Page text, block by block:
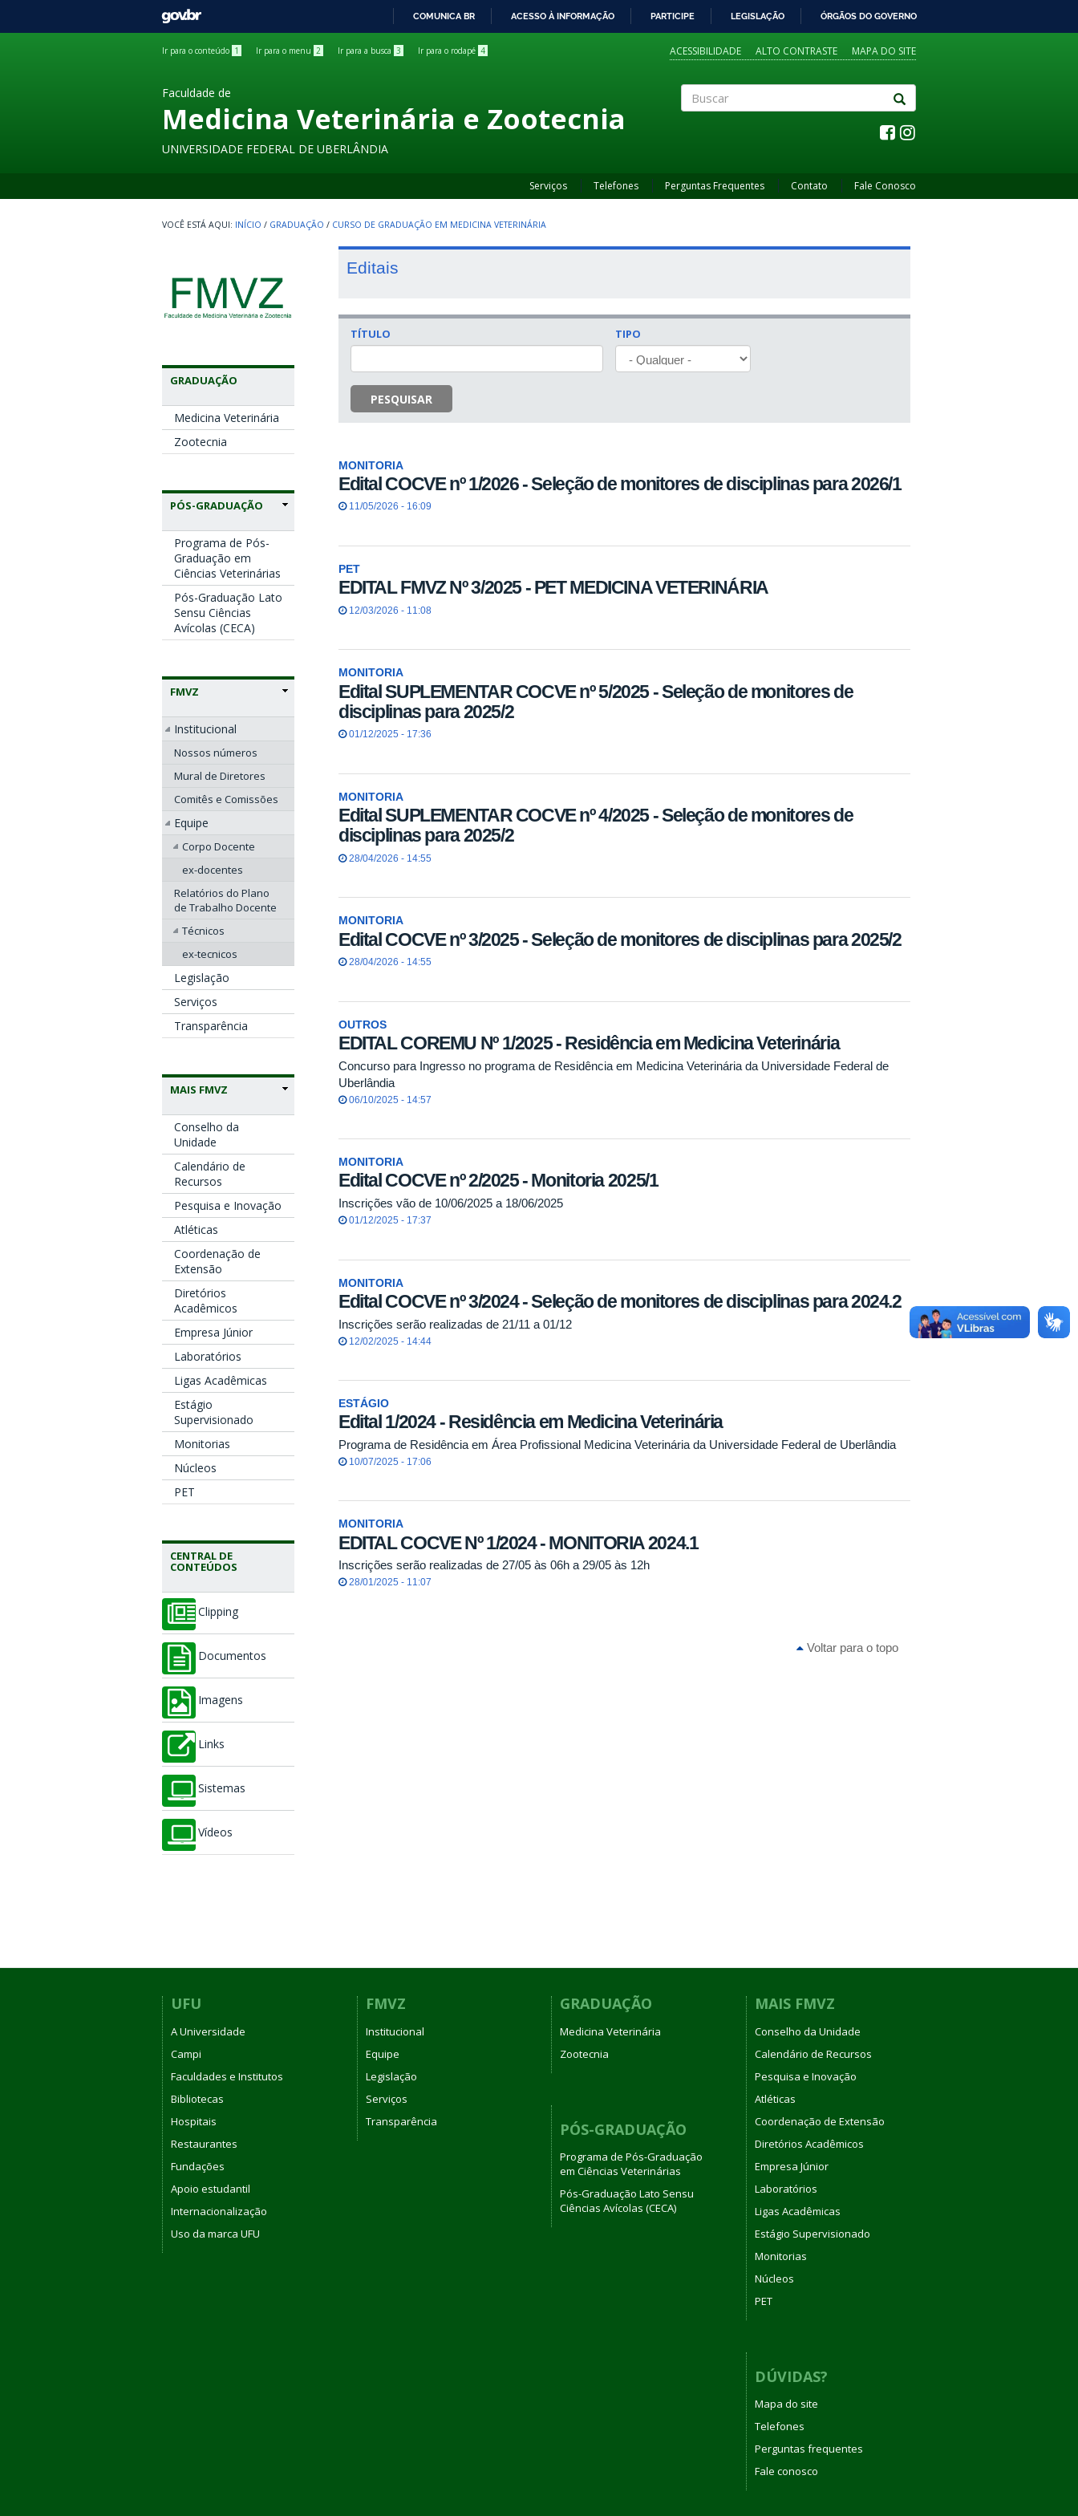
GOVBR
COMUNICA BR ACESSO À INFORMAÇÃO PARTICIPE LEGISLAÇÃO ÓRGÃOS DO GOVERNO
Ir para o conteúdo 1 Ir para o menu 2 Ir para a busca 3 Ir para o rodapé 4 ACESSIBILIDADE ALTO CONTRASTE MAPA DO SITE
Faculdade de
Medicina Veterinária e Zootecnia
UNIVERSIDADE FEDERAL DE UBERLÂNDIA
Serviços Telefones Perguntas Frequentes Contato Fale Conosco
INÍCIO / GRADUAÇÃO / CURSO DE GRADUAÇÃO EM MEDICINA VETERINÁRIA
GRADUAÇÃO
Medicina Veterinária
Zootecnia
PÓS-GRADUAÇÃO
Programa de Pós-
Graduação em
Ciências Veterinárias
Pós-Graduação Lato
Sensu Ciências
Avícolas (CECA)
FMVZ
Institucional
Nossos números
Mural de Diretores
Comitês e Comissões
Equipe
Corpo Docente
ex-docentes
Relatórios do Plano
de Trabalho Docente
Técnicos
ex-tecnicos
Legislação
Serviços
Transparência
MAIS FMVZ
Conselho da
Unidade
Calendário de
Recursos
Pesquisa e Inovação
Atléticas
Coordenação de
Extensão
Diretórios
Acadêmicos
Empresa Júnior
Laboratórios
Ligas Acadêmicas
Estágio
Supervisionado
Monitorias
Núcleos
PET
CENTRAL DE
CONTEÚDOS
Clipping
Documentos
Imagens
Links
Sistemas
Vídeos
Editais
TÍTULO TIPO
PESQUISAR
MONITORIA
Edital COCVE nº 1/2026 - Seleção de monitores de disciplinas para 2026/1
11/05/2026 - 16:09
PET
EDITAL FMVZ Nº 3/2025 - PET MEDICINA VETERINÁRIA
12/03/2026 - 11:08
MONITORIA
Edital SUPLEMENTAR COCVE nº 5/2025 - Seleção de monitores de
disciplinas para 2025/2
01/12/2025 - 17:36
MONITORIA
Edital SUPLEMENTAR COCVE nº 4/2025 - Seleção de monitores de
disciplinas para 2025/2
28/04/2026 - 14:55
MONITORIA
Edital COCVE nº 3/2025 - Seleção de monitores de disciplinas para 2025/2
28/04/2026 - 14:55
OUTROS
EDITAL COREMU Nº 1/2025 - Residência em Medicina Veterinária
Concurso para Ingresso no programa de Residência em Medicina Veterinária da Universidade Federal de
Uberlândia
06/10/2025 - 14:57
MONITORIA
Edital COCVE nº 2/2025 - Monitoria 2025/1
Inscrições vão de 10/06/2025 a 18/06/2025
01/12/2025 - 17:37
MONITORIA
Edital COCVE nº 3/2024 - Seleção de monitores de disciplinas para 2024.2
Inscrições serão realizadas de 21/11 a 01/12
12/02/2025 - 14:44
ESTÁGIO
Edital 1/2024 - Residência em Medicina Veterinária
Programa de Residência em Área Profissional Medicina Veterinária da Universidade Federal de Uberlândia
10/07/2025 - 17:06
MONITORIA
EDITAL COCVE Nº 1/2024 - MONITORIA 2024.1
Inscrições serão realizadas de 27/05 às 06h a 29/05 às 12h
28/01/2025 - 11:07
Voltar para o topo
UFU
A Universidade
Campi
Faculdades e Institutos
Bibliotecas
Hospitais
Restaurantes
Fundações
Apoio estudantil
Internacionalização
Uso da marca UFU
FMVZ
Institucional
Equipe
Legislação
Serviços
Transparência
GRADUAÇÃO
Medicina Veterinária
Zootecnia
PÓS-GRADUAÇÃO
Programa de Pós-Graduação
em Ciências Veterinárias
Pós-Graduação Lato Sensu
Ciências Avícolas (CECA)
MAIS FMVZ
Conselho da Unidade
Calendário de Recursos
Pesquisa e Inovação
Atléticas
Coordenação de Extensão
Diretórios Acadêmicos
Empresa Júnior
Laboratórios
Ligas Acadêmicas
Estágio Supervisionado
Monitorias
Núcleos
PET
DÚVIDAS?
Mapa do site
Telefones
Perguntas frequentes
Fale conosco